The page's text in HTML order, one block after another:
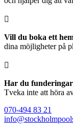

Vill du boka ett
dina möjligheter på

Har du
Tveka inte att höra
070-494 83 21